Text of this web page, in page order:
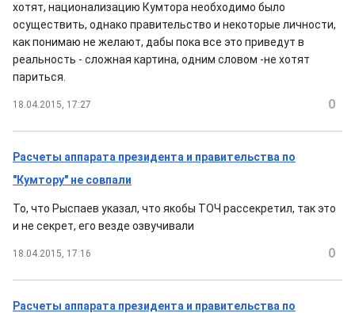
хотят, национализацию Кумтора необходимо было
осуществить, однако правительство и некоторые личности,
как понимаю не желают, дабы пока все это приведут в
реальность - сложная картина, одним словом -не хотят
париться.
18.04.2015, 17:27 0
Расчеты аппарата президента и правительства по
"Кумтору" не совпали
То, что Рыспаев указал, что якобы ТОЧ рассекретил, так это
и не секрет, его везде озвучивали
18.04.2015, 17:16 0
Расчеты аппарата президента и правительства по